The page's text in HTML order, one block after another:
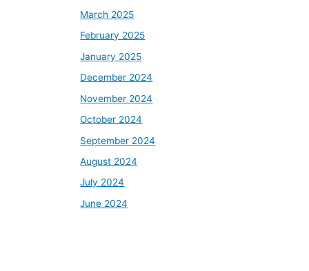
March 2025
February 2025
January 2025
December 2024
November 2024
October 2024
September 2024
August 2024
July 2024
June 2024